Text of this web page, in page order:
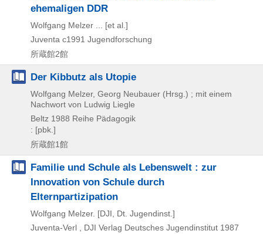
ehemaligen DDR
Wolfgang Melzer ... [et al.]
Juventa c1991 Jugendforschung
所蔵館2館
Der Kibbutz als Utopie
Wolfgang Melzer, Georg Neubauer (Hrsg.) ; mit einem
Nachwort von Ludwig Liegle
Beltz 1988 Reihe Pädagogik
: [pbk.]
所蔵館1館
Familie und Schule als Lebenswelt : zur
Innovation von Schule durch
Elternpartizipation
Wolfgang Melzer. [DJI, Dt. Jugendinst.]
Juventa-Verl , DJI Verlag Deutsches Jugendinstitut 1987